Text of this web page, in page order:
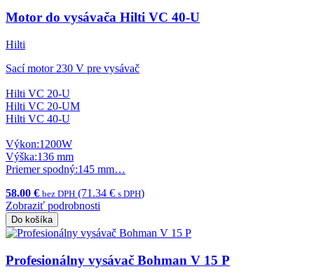
Motor do vysávača Hilti VC 40-U
Hilti
Sací motor 230 V pre vysávač
Hilti VC 20-U
Hilti VC 20-UM
Hilti VC 40-U
Výkon:1200W
Výška:136 mm
Priemer spodný:145 mm…
58.00 € bez DPH (71.34 € s DPH)
Zobraziť podrobnosti
Do košíka
Profesionálny vysávač Bohman V 15 P